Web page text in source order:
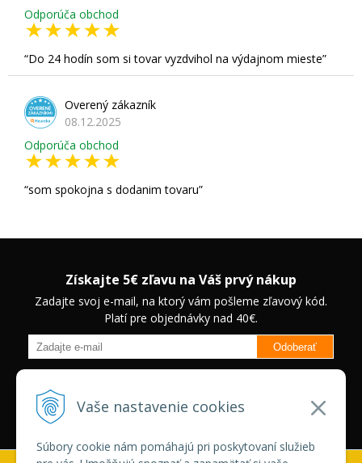
Vaše nastavenie cookies
Súbory cookie nám pomáhajú pri poskytovaní služieb
Odporúča obchod
Do 24 hodín som si tovar vyzdvihol na výdajnom mieste
Overený zákazník
08.12.2025
Odporúča obchod
som spokojna s dodanim tovaru
Získajte 5€ zľavu na Váš prvý nákup
Zadajte svoj e-mail, na ktorý vám pošleme zľavový kód.
Platí pre objednávky nad 40€.
Odoberať
zľavách na vybrané produkty.
Neplatí pre Veľkoobchodných
zákazníkov.